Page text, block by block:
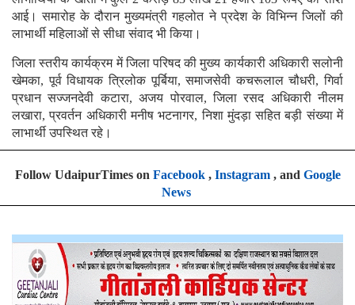
आई। समारोह के दौरान मुख्यमंत्री गहलोत ने प्रदेश के विभिन्न जिलों की
लाभार्थी महिलाओं से सीधा संवाद भी किया।
जिला स्तरीय कार्यक्रम में जिला परिषद की मुख्य कार्यकारी अधिकारी सलोनी
खेमका, पूर्व विधायक त्रिलोक पूर्बिया, समाजसेवी कचरूलाल चौधरी, गिर्वा
प्रधान सज्जनदेवी कटारा, अजय पोरवाल, जिला रसद अधिकारी नीलम
लखारा, प्रवर्तन अधिकारी मनीष भटनागर, निशा मुंदड़ा सहित बड़ी संख्या में
लाभार्थी उपस्थित रहे।
Follow UdaipurTimes on Facebook, Instagram, and Google
News